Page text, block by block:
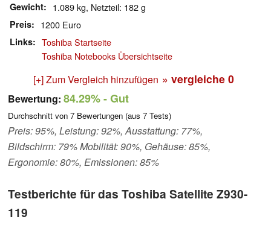
Gewicht 1.089 kg, Netzteil: 182 g
Preis 1200 Euro
Links
Toshiba Startseite
Toshiba Notebooks Übersichtseite
[+] Zum Vergleich hinzufügen » vergleiche 0
Bewertung: 84.29%- Gut
Durchschnitt von 7 Bewertungen (aus 7 Tests)
Preis: 95%, Leistung: 92%, Ausstattung: 77%,
Bildschirm: 79% Mobilität: 90%, Gehäuse: 85%,
Ergonomie: 80%, Emissionen: 85%
Testberichte für das Toshiba Satellite Z930-
119